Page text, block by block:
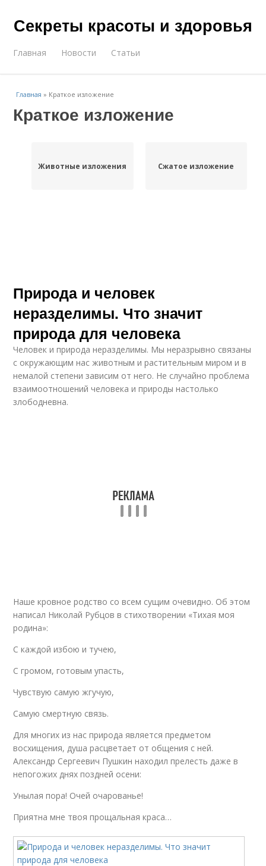
Секреты красоты и здоровья
Главная Новости Статьи
Главная » Краткое изложение
Краткое изложение
Животные изложения Сжатое изложение
Природа и человек
неразделимы. Что значит
природа для человека
Человек и природа неразделимы. Мы неразрывно связаны
с окружающим нас животным и растительным миром и в
немалой степени зависим от него. Не случайно проблема
взаимоотношений человека и природы настолько
злободневна.
Наше кровное родство со всем сущим очевидно. Об этом
написал Николай Рубцов в стихотворении «Тихая моя
родина»:
С каждой избою и тучею,
С громом, готовым упасть,
Чувствую самую жгучую,
Самую смертную связь.
Для многих из нас природа является предметом
восхищения, душа расцветает от общения с ней.
Александр Сергеевич Пушкин находил прелесть даже в
непогожих днях поздней осени:
Унылая пора! Очей очарованье!
Приятна мне твоя прощальная краса…